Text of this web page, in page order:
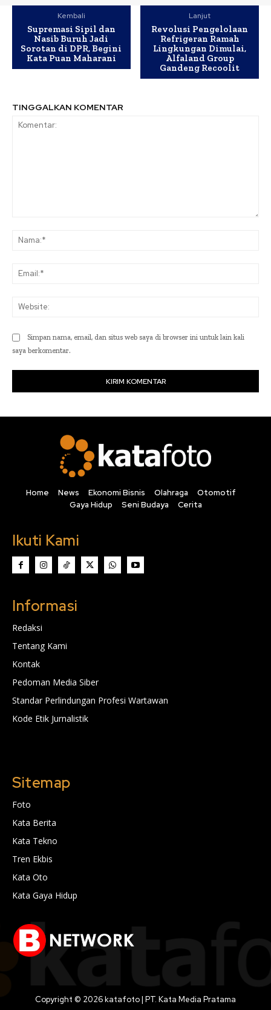
Kembali
Supremasi Sipil dan
Nasib Buruh Jadi
Sorotan di DPR, Begini
Kata Puan Maharani
Lanjut
Revolusi Pengelolaan
Refrigeran Ramah
Lingkungan Dimulai,
Alfaland Group
Gandeng Recoolit
TINGGALKAN KOMENTAR
Simpan nama, email, dan situs web saya di browser ini untuk lain kali
saya berkomentar.
Home News Ekonomi Bisnis Olahraga
Otomotif
Gaya Hidup
Seni Budaya Cerita
Ikuti Kami
Informasi
Redaksi
Tentang Kami
Kontak
Pedoman Media Siber
Standar Perlindungan Profesi Wartawan
Kode Etik Jurnalistik
Sitemap
Foto
Kata Berita
Kata Tekno
Tren Ekbis
Kata Oto
Kata Gaya Hidup
Copyright © 2026 katafoto | PT. Kata Media Pratama